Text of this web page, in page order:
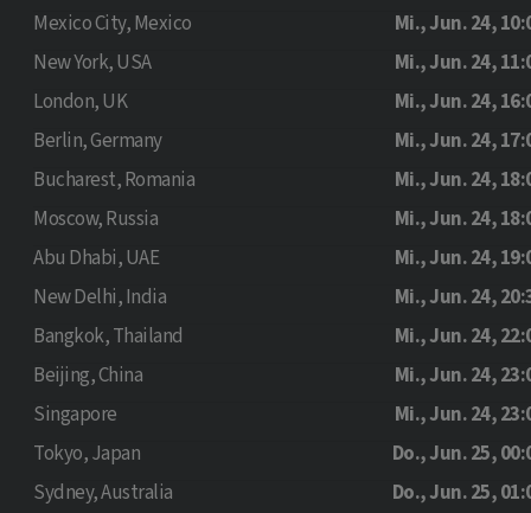
Mexico City, Mexico
Mi., Jun. 24,
New York, USA
Mi., Jun. 24,
London, UK
Mi., Jun. 24,
Berlin, Germany
Mi., Jun. 24,
Bucharest, Romania
Mi., Jun. 24,
Moscow, Russia
Mi., Jun. 24,
Abu Dhabi, UAE
Mi., Jun. 24,
New Delhi, India
Mi., Jun. 24,
Bangkok, Thailand
Mi., Jun. 24,
Beijing, China
Mi., Jun. 24,
Singapore
Mi., Jun. 24,
Tokyo, Japan
Do., Jun. 25,
Sydney, Australia
Do., Jun. 25,